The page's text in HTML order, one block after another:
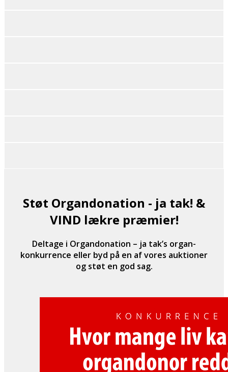
Støt Organdonation - ja tak! &
VIND lækre præmier!
Deltage i Organdonation – ja tak’s organ-
konkurrence eller byd på en af vores auktioner
og støt en god sag.